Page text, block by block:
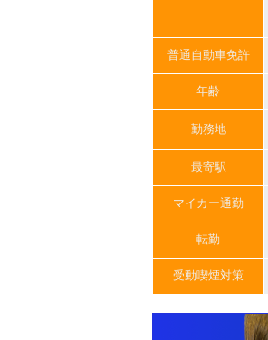
普通自動車免許
年齢
勤務地
最寄駅
マイカー通勤
転勤
受動喫煙対策